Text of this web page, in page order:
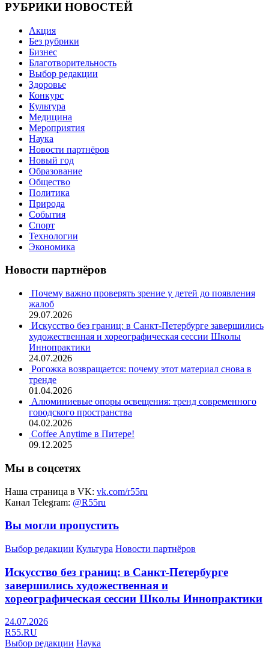
записям
РУБРИКИ НОВОСТЕЙ
Акция
Без рубрики
Бизнес
Благотворительность
Выбор редакции
Здоровье
Конкурс
Культура
Медицина
Мероприятия
Наука
Новости партнёров
Новый год
Образование
Общество
Политика
Природа
События
Спорт
Технологии
Экономика
Новости партнёров
Почему важно проверять зрение у детей до появления
жалоб
29.07.2026
Искусство без границ: в Санкт-Петербурге завершились
художественная и хореографическая сессии Школы
Иннопрактики
24.07.2026
Рогожка возвращается: почему этот материал снова в
тренде
01.04.2026
Алюминиевые опоры освещения: тренд современного
городского пространства
04.02.2026
Coffee Anytime в Питере!
09.12.2025
Мы в соцсетях
Наша страница в VK: vk.com/r55ru
Канал Telegram: @R55ru
Вы могли пропустить
Выбор редакции Культура Новости партнёров
Искусство без границ: в Санкт-Петербурге
завершились художественная и
хореографическая сессии Школы Иннопрактики
24.07.2026
R55.RU
Выбор редакции Наука